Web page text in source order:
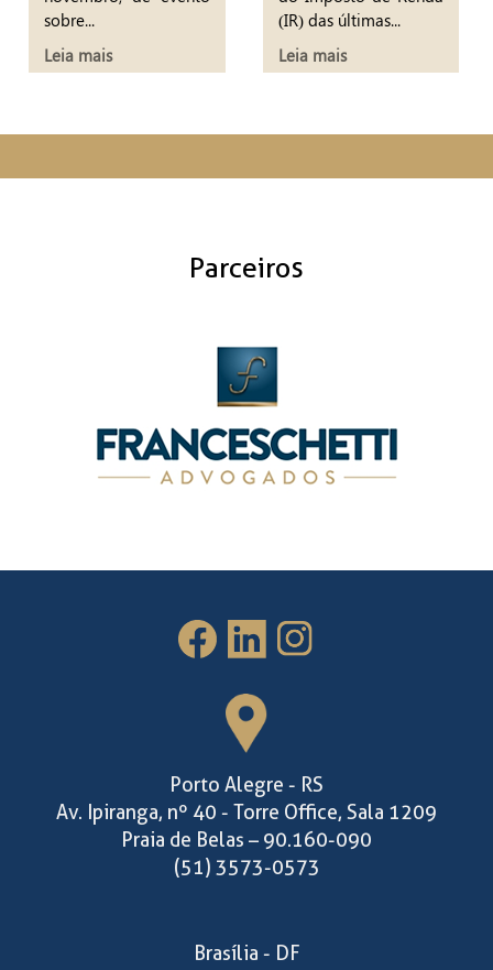
sobre...
Leia mais
(IR) das últimas...
Leia mais
Parceiros
Porto Alegre - RS
Av. Ipiranga, nº 40 - Torre Office, Sala 1209
Praia de Belas – 90.160-090
(51) 3573-0573
Brasília - DF